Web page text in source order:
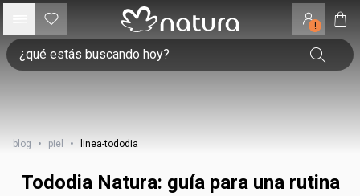
!
blog • piel • linea-tododia
Tododia Natura: guía para una rutina